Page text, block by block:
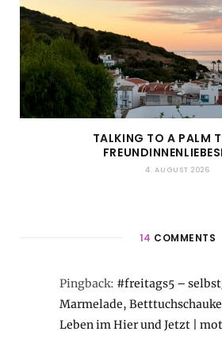
TALKING TO A PALM
4. AUGUST 2026
14 COMMENTS
Pingback: #freitags5 –
Marmelade,
Leben im Hier und Jetzt |